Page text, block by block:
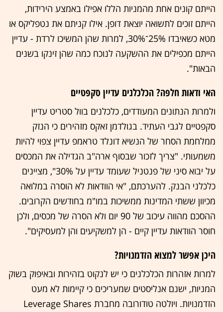
הייתם קונים אחת מהמניות הללו אפילו באמצע הירידות,
הייתם זוכים לתשואה יוצאת דופן. אילו קניתם את נטפליקס או
מטא כשאיבדו 25%־30%, למרות שהן המשיכו לרדת - עדיין
הייתם מכפילים את ההשקעה לנוכח כמה שהן זינקו בשנים
הבאות".
האי ודאות חלפה? הכלכלנים עדיין סקפטיים
ולמרות הנתונים המעודדים, כלכלנים בוול סטריט עדיין
סקפטיים לגבי העתיד. בגולדמן זאקס מזהירים כי הנזק
ממלחמת הסחר של הנשיא דונלד טראמפ עדיין צפוי להיות
משמעותי. "צריך לזכור שבסוף ארה"ב הגדילה את המכסים
על יבוא סיני של פנטניל שעומד עדיין על 30%", מציינים
כלכלני הבנק. להערכתם, "אי הוודאות לא הוסרה במלואה
מכיוון ששתי המדינות ממשיכות במו"מ בחודשים הקרובים.
ההסכם מהווה עיכוב של 90 יום ולא הסרה של מכסים, ולכן
חוסר הוודאות עדיין קיים - הן למשקיעים והן למעסיקים".
היכן אפשר למצוא הזדמנויות?
למרות אזהרות הכלכלנים כי יש לנקוט בזהירות ובאיפוק בשוק
המניות, ישנם אנליסטים שמעריכים כי קיימות לא מעט
הזדמנויות. ויולטה טודורובה מחברת Leverage Shares